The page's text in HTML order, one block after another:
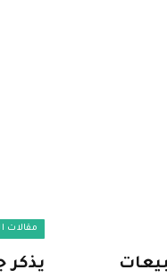
مقالات
يذكر